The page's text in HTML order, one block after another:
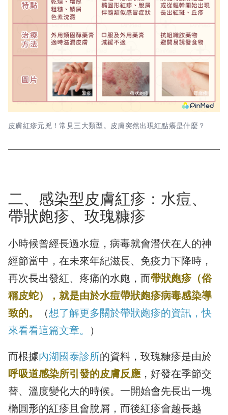
皮膚紅疹元兇！常見三大類型。皮膚突然出現紅點癢是什麼？
二、感染型皮膚紅疹：水痘、
帶狀皰疹、玫瑰糠疹
小時候曾經長過水痘，病毒就會潛伏在人的神
經節當中，在未來年紀滋長、免疫力下降時，
再次長出發紅、疼痛的水皰，而帶狀皰疹（俗
稱皮蛇），就是由於水痘帶狀皰疹病毒感染導
致的。
（想了解更多關於帶狀皰疹的資訊，快
來看看這篇文章。
）
而根據內湖國泰診所的資料，玫瑰糠疹是由於
呼吸道感染所引發的皮膚反應 ，好發在季節交
替、溫度變化大的時候。一開始會先長出一塊
橢圓形的紅疹且會脫屑，而後紅疹會越長越